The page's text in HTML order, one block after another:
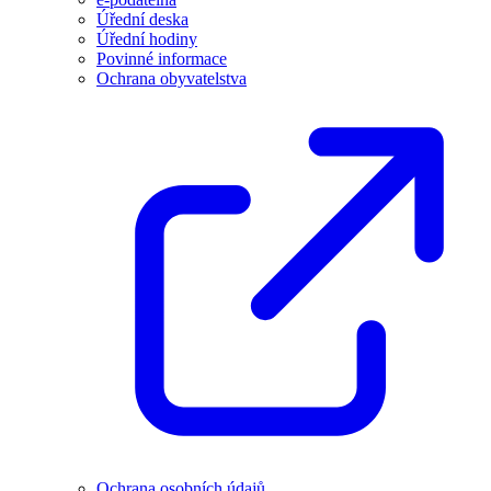
Úřední deska
Úřední hodiny
Povinné informace
Ochrana obyvatelstva